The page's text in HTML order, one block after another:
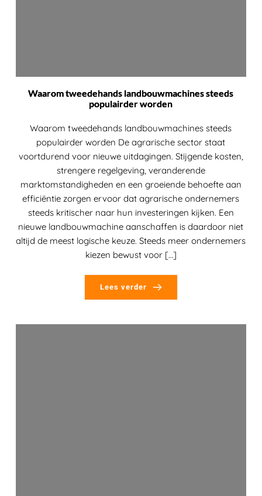
Waarom tweedehands landbouwmachines steeds
populairder worden
Waarom tweedehands landbouwmachines steeds
populairder worden De agrarische sector staat
voortdurend voor nieuwe uitdagingen. Stijgende kosten,
strengere regelgeving, veranderende
marktomstandigheden en een groeiende behoefte aan
efficiëntie zorgen ervoor dat agrarische ondernemers
steeds kritischer naar hun investeringen kijken. Een
nieuwe landbouwmachine aanschaffen is daardoor niet
altijd de meest logische keuze. Steeds meer ondernemers
kiezen bewust voor […]
Lees verder